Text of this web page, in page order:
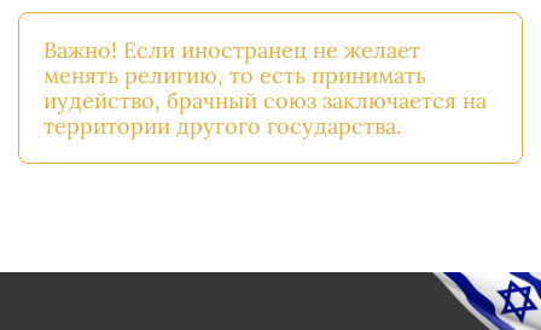
Важно! Если иностранец не желает
менять религию, то есть принимать
иудейство, брачный союз заключается на
территории другого государства.